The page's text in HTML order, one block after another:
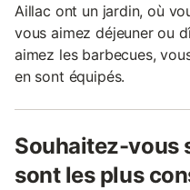
Aillac ont un jardin, où
vous aimez déjeuner ou
aimez les barbecues,
en sont équipés.
Souhaitez-vous
sont les plus